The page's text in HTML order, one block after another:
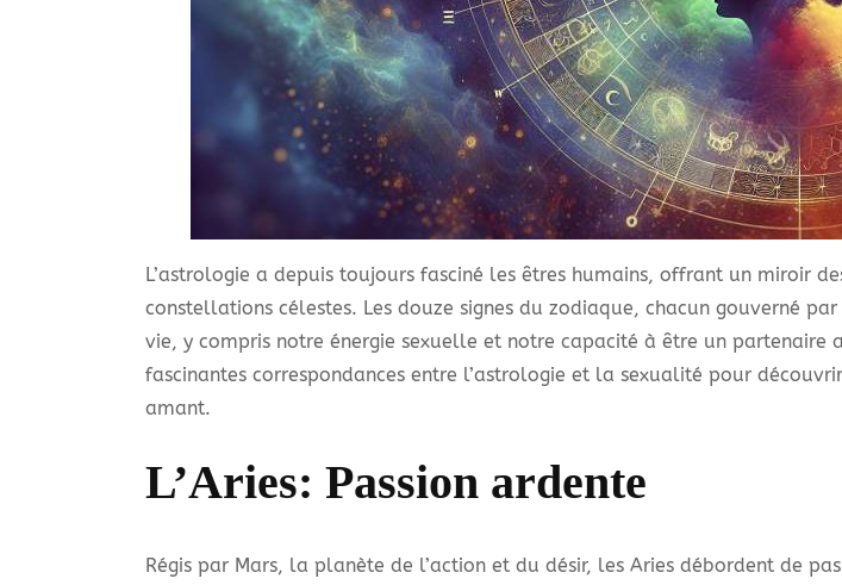
L’astrologie a depuis toujours fasciné les êtres humains, offrant un miroir
constellations célestes. Les douze signes du zodiaque, chacun gouverné
vie, y compris notre énergie sexuelle et notre capacité à être un partenaire
fascinantes correspondances entre l’astrologie et la sexualité pour
amant.
L’Aries: Passion ardente
Régis par Mars, la planète de l’action et du désir, les Aries débordent de